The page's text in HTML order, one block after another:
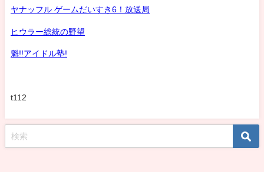
ヤナッフル ゲームだいすき6！放送局
ヒウラー総統の野望
魁!!アイドル塾!
t112